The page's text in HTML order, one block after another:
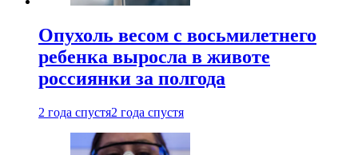
Опухоль весом с восьмилетнего
ребенка выросла в животе
россиянки за полгода
2 года спустя2 года спустя